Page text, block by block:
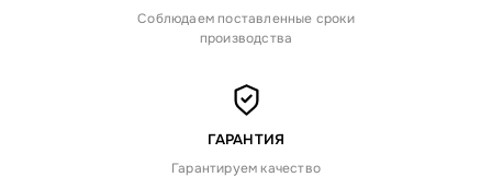
Соблюдаем поставленные сроки
производства
ГАРАНТИЯ
Гарантируем качество